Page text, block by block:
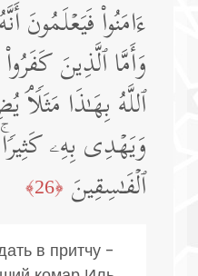
ءَامَنُوا۟ فَیَعۡلَمُونَ
وَأَمَّا ٱلَّذِینَ
ٱللَّهُ بِهَـٰذَا مَثَلࣰاۘ
وَیَهۡدِی بِهِۦ
ٱلۡفَـٰسِقِینَ ﴿26﴾
в притчу -